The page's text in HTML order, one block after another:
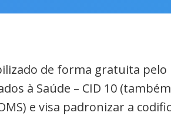
de forma gratuita
à Saúde – CID 10
e visa padronizar a